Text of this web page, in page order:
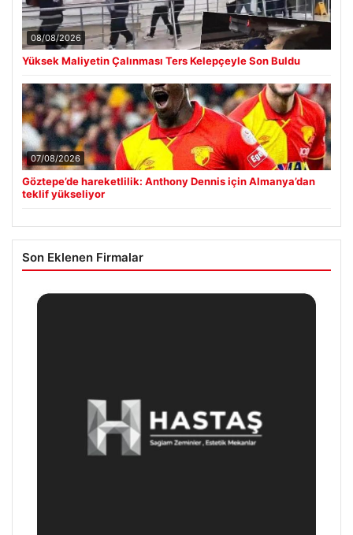
08/08/2026
Yüksek Maliyetin Çalınması Ters Kelepçeyle Son Buldu
07/08/2026
Göztepe’de hareketlilik: Anthony Dennis için Almanya’dan
teklif yükseliyor
Son Eklenen Firmalar